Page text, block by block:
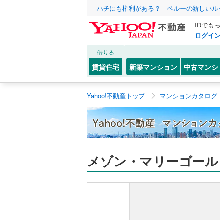
ハチにも権利がある？ ペルーの新しいル
IDでも
ログイン
借りる
賃貸住宅 新築マンション 中古マンシ
Yahoo!不動産トップ マンションカタログ
メゾン・マリーゴー